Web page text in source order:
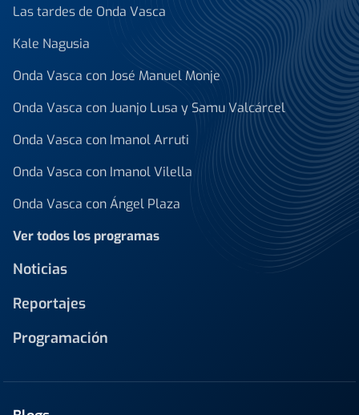
Las tardes de Onda Vasca
Kale Nagusia
Onda Vasca con José Manuel Monje
Onda Vasca con Juanjo Lusa y Samu Valcárcel
Onda Vasca con Imanol Arruti
Onda Vasca con Imanol Vilella
Onda Vasca con Ángel Plaza
Ver todos los programas
Noticias
Reportajes
Programación